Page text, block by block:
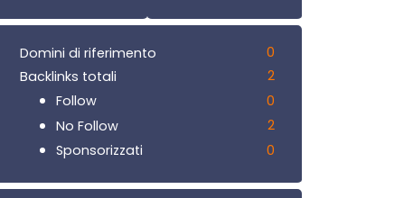
Domini di riferimento
0
Backlinks totali
2
Follow
0
No Follow
2
Sponsorizzati
0